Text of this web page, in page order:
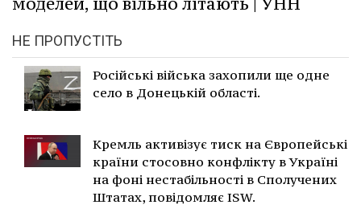
НЕ ПРОПУСТІТЬ
Російські війська захопили ще одне
село в Донецькій області.
Кремль активізує тиск на Європейські
країни стосовно конфлікту в Україні
на фоні нестабільності в Сполучених
Штатах, повідомляє ISW.